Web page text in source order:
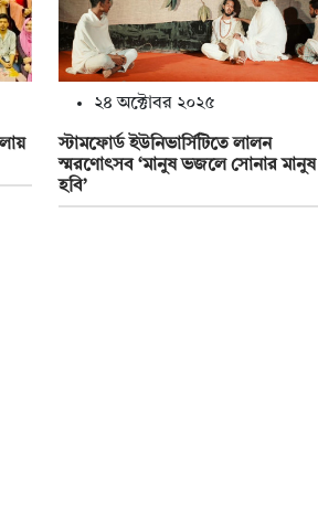
২৪ অক্টোবর ২০২৫
স্টামফোর্ড ইউনিভার্সিটিতে লালন
স্মরণোৎসব ‘মানুষ ভজলে সোনার মানুষ
হবি’